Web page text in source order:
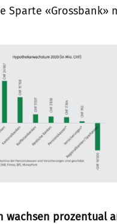
Sparte «Grossbank»
wachsen prozentual